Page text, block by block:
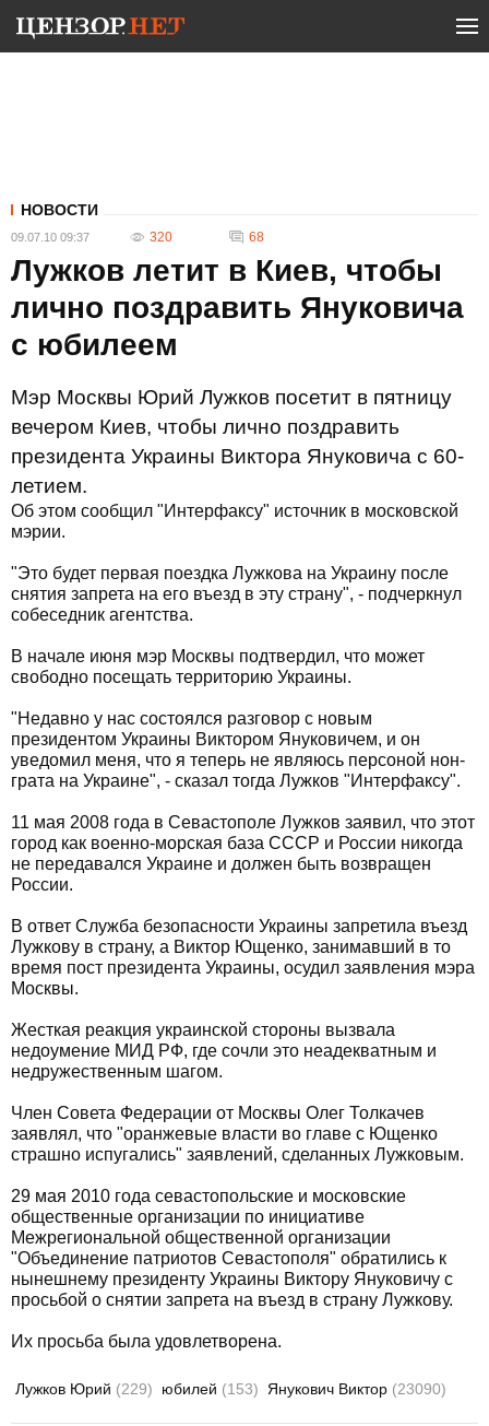
НОВОСТИ
09.07.10 09:37 320 68
Лужков летит в Киев, чтобы
лично поздравить Януковича
с юбилеем
Мэр Москвы Юрий Лужков посетит в пятницу
вечером Киев, чтобы лично поздравить
президента Украины Виктора Януковича с 60-
летием.
Об этом сообщил "Интерфаксу" источник в московской
мэрии.
"Это будет первая поездка Лужкова на Украину после
снятия запрета на его въезд в эту страну", - подчеркнул
собеседник агентства.
В начале июня мэр Москвы подтвердил, что может
свободно посещать территорию Украины.
"Недавно у нас состоялся разговор с новым
президентом Украины Виктором Януковичем, и он
уведомил меня, что я теперь не являюсь персоной нон-
грата на Украине", - сказал тогда Лужков "Интерфаксу".
11 мая 2008 года в Севастополе Лужков заявил, что этот
город как военно-морская база СССР и России никогда
не передавался Украине и должен быть возвращен
России.
В ответ Служба безопасности Украины запретила въезд
Лужкову в страну, а Виктор Ющенко, занимавший в то
время пост президента Украины, осудил заявления мэра
Москвы.
Жесткая реакция украинской стороны вызвала
недоумение МИД РФ, где сочли это неадекватным и
недружественным шагом.
Член Совета Федерации от Москвы Олег Толкачев
заявлял, что "оранжевые власти во главе с Ющенко
страшно испугались" заявлений, сделанных Лужковым.
29 мая 2010 года севастопольские и московские
общественные организации по инициативе
Межрегиональной общественной организации
"Объединение патриотов Севастополя" обратились к
нынешнему президенту Украины Виктору Януковичу с
просьбой о снятии запрета на въезд в страну Лужкову.
Их просьба была удовлетворена.
Лужков Юрий (229) юбилей (153) Янукович Виктор (23090)